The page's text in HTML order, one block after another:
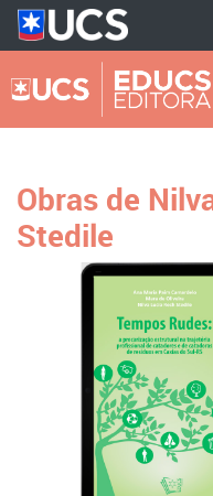
Obras de
Stedile